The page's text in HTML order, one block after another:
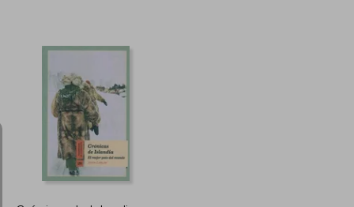
₡ 9.159